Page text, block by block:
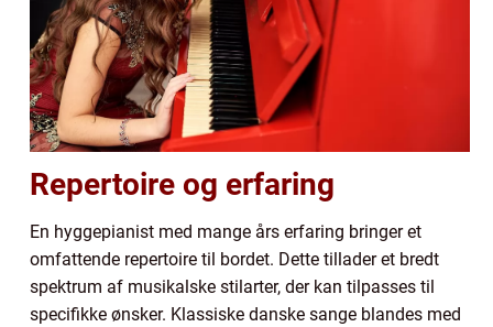
Repertoire og erfaring
En hyggepianist med mange års erfaring bringer et
omfattende repertoire til bordet. Dette tillader et bredt
spektrum af musikalske stilarter, der kan tilpasses til
specifikke ønsker. Klassiske danske sange blandes med